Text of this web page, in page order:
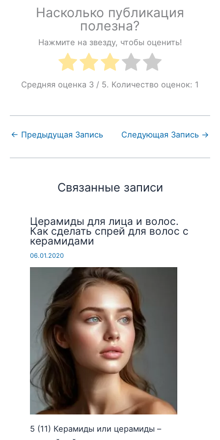
Насколько публикация
полезна?
Нажмите на звезду, чтобы оценить!
Средняя оценка 3 / 5. Количество оценок: 1
← Предыдущая Запись Следующая Запись →
Связанные записи
Церамиды для лица и волос.
Как сделать спрей для волос с
керамидами
06.01.2020
5 (11) Керамиды или церамиды –